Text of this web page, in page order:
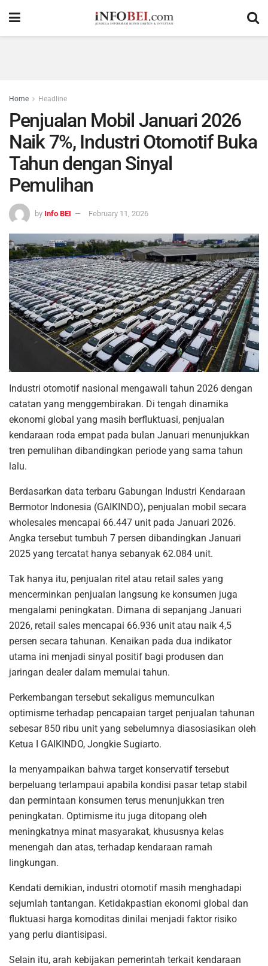
Home Headline
Penjualan Mobil Januari 2026
Naik 7%, Industri Otomotif Buka
Tahun dengan Sinyal
Pemulihan
by Info BEI February 11, 2026
Industri otomotif nasional mengawali tahun 2026 dengan
catatan yang menggembirakan. Di tengah dinamika
ekonomi global yang masih berfluktuasi, penjualan
kendaraan roda empat pada bulan Januari menunjukkan
tren pemulihan dibandingkan periode yang sama tahun
lalu.
Berdasarkan data terbaru Gabungan Industri Kendaraan
Bermotor Indonesia (GAIKINDO), penjualan mobil secara
wholesales mencapai 66.447 unit pada Januari 2026.
Angka tersebut tumbuh 7 persen dibandingkan Januari
2025 yang tercatat hanya sebanyak 62.084 unit.
Tak hanya itu, penjualan ritel atau retail sales yang
mencerminkan penjualan langsung ke konsumen juga
mengalami peningkatan. Dimana di sepanjang Januari
2026, retail sales mencapai 66.936 unit atau naik 4,5
persen secara tahunan. Kenaikan pada dua indikator
utama ini menjadi sinyal positif bagi produsen dan
jaringan dealer dalam memulai tahun.
Perkembangan tersebut sekaligus memunculkan
optimisme terhadap pencapaian target penjualan tahunan
sebesar 850 ribu unit yang sebelumnya diasosiasikan oleh
Ketua I GAIKINDO, Jongkie Sugiarto.
Ia menyampaikan bahwa target konservatif tersebut
berpeluang terlampaui apabila kondisi pasar tetap stabil
dan permintaan konsumen terus menunjukkan tren
peningkatan. Optimisme itu juga ditopang oleh
meningkatnya minat masyarakat, khususnya kelas
menengah dan atas, terhadap kendaraan ramah
lingkungan.
Kendati demikian, industri otomotif masih menghadapi
sejumlah tantangan. Ketidakpastian ekonomi global dan
fluktuasi harga komoditas dinilai menjadi faktor risiko
yang perlu diantisipasi.
Selain itu, arah kebijakan pemerintah terkait kendaraan